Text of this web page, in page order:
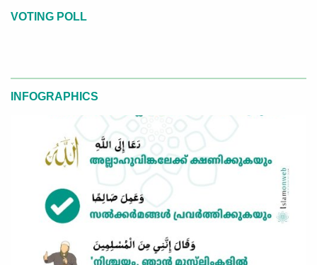
VOTING POLL
INFOGRAPHICS